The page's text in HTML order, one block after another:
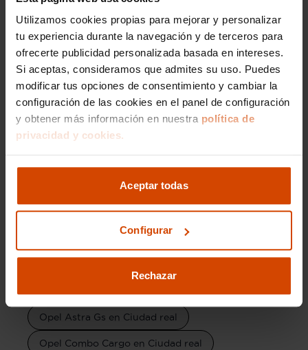
Utilizamos cookies propias para mejorar y personalizar
tu experiencia durante la navegación y de terceros para
ofrecerte publicidad personalizada basada en intereses.
Si aceptas, consideramos que admites su uso. Puedes
modificar tus opciones de consentimiento y cambiar la
configuración de las cookies en el panel de configuración
y obtener más información en nuestra política de
privacidad y cookies.
Aceptar todas
Configurar
Rechazar
Versiones del modelo
Opel Combo Cargo
Modelos por provincia
Opel Corsa en Ciudad real
Opel Crossland en Ciudad real
Opel Grandland en Ciudad real
Opel Astra Gs en Ciudad real
Opel Combo Cargo en Ciudad real